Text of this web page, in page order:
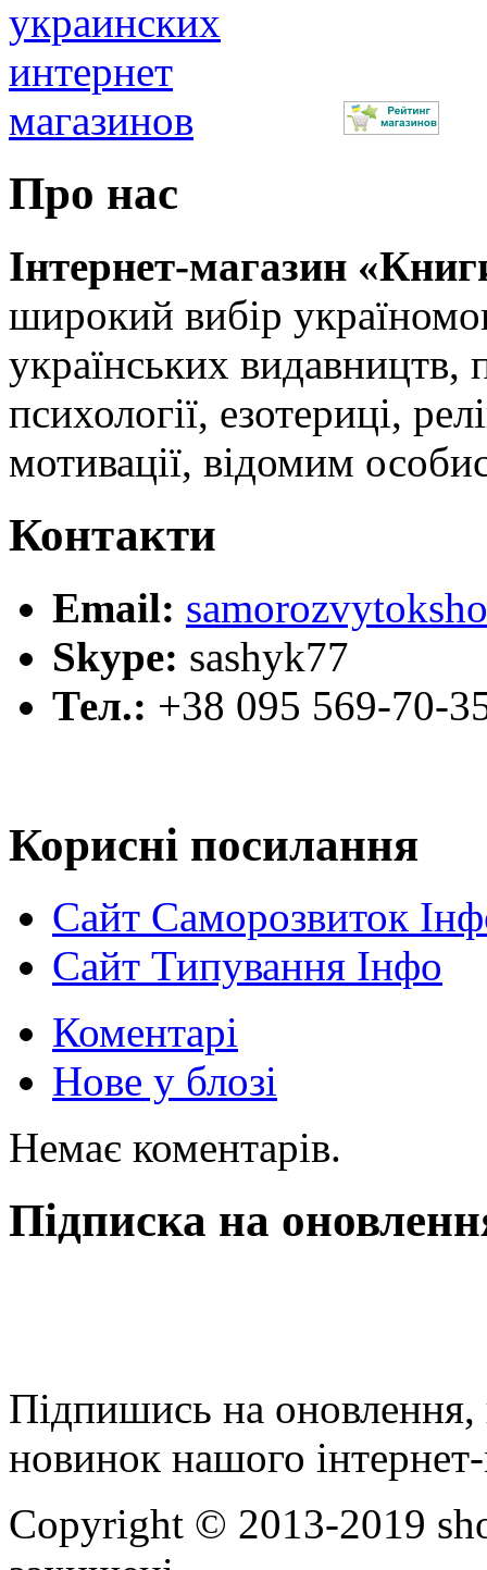
Про нас
Інтернет-магазин
широкий вибір
українських видавництв,
психології, езотериці,
мотивації, відомим
Контакти
Email:
Skype: sashyk77
Тел.: +38 095 569-70-
Корисні посилання
Сайт Саморозвиток
Сайт Типування Інфо
Коментарі
Нове у блозі
Немає коментарів.
Підписка на
Підпишись на оновлення,
новинок нашого
Copyright © 2013-2019